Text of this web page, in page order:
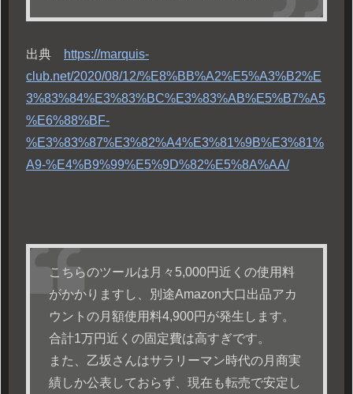
出典
https://marquis-
club.net/2020/08/12/%E8%BB%A2%E5%A3%B2%E
3%83%84%E3%83%BC%E3%83%AB%E5%B7%A5
%E6%88%BF-
%E3%83%87%E3%82%A4%E3%81%9B%E3%81%
A9-%E4%B9%99%E5%9D%82%E5%8A%AA/
こちらのツールは月々5,000円近くの使用料
がかかりますし、別途Amazon大口出品アカ
ウントの月額使用料4,900円が発生します。
合計1万円近くの固定費は高すぎです。
また、乙坂さんはサラリーマン時代の月商実
績しか公表しておらず、現在も転売で安定し